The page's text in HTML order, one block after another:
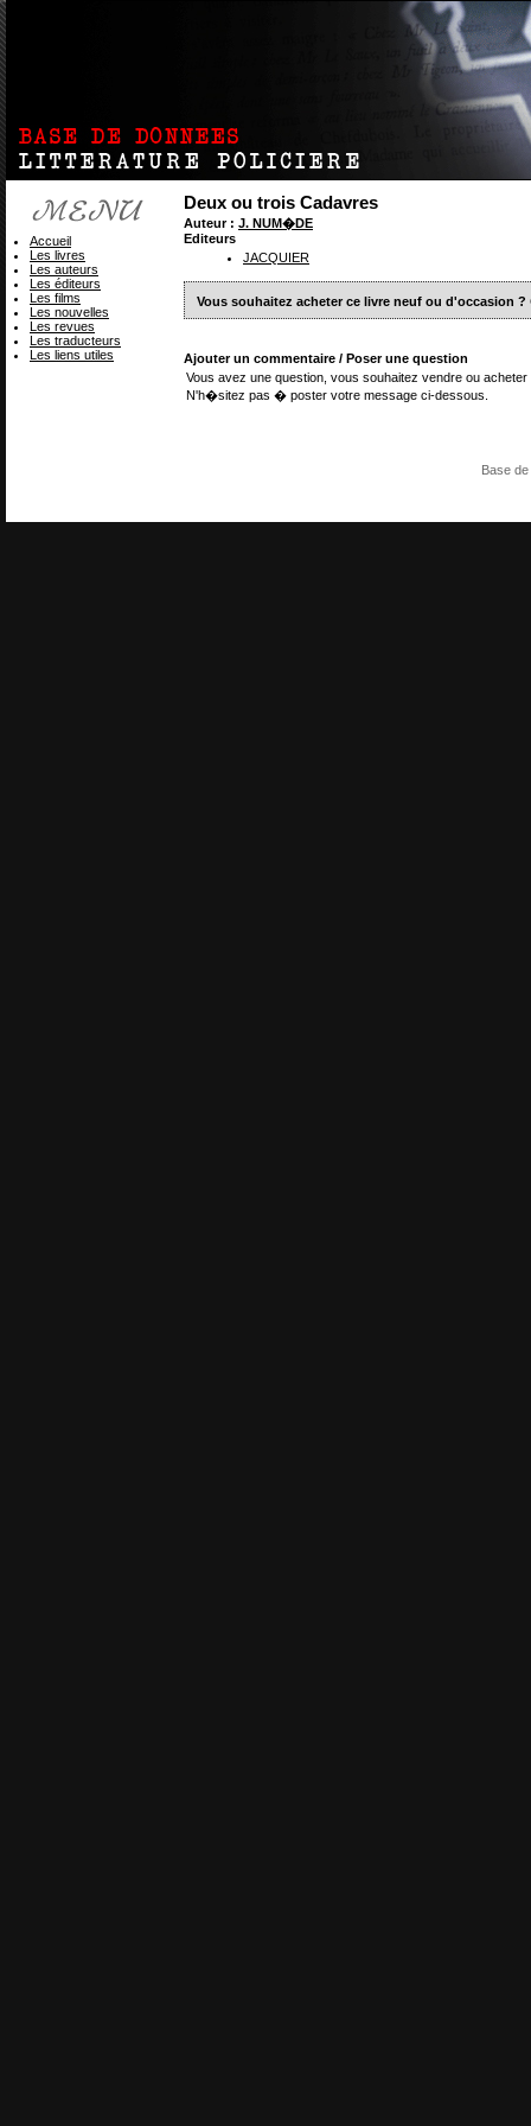
Deux ou trois Cadavres
Auteur : J. NUM�DE
Editeurs
JACQUIER
Vous souhaitez acheter ce livre neuf ou d'occasion ?
Ajouter un commentaire / Poser une question
Vous avez une question, vous souhaitez vendre ou
N'h�sitez pas � poster votre message ci-dessous.
Accueil
Les livres
Les auteurs
Les éditeurs
Les films
Les nouvelles
Les revues
Les traducteurs
Les liens utiles
Base